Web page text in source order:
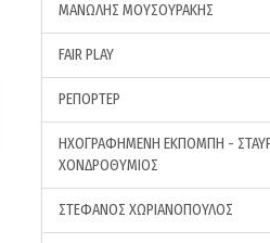
ΜΑΝΩΛΗΣ ΜΟΥΣΟΥΡΑΚΗΣ
FAIR PLAY
ΡΕΠΟΡΤΕΡ
ΗΧΟΓΡΑΦΗΜΕΝΗ ΕΚΠΟΜΠΗ -
ΧΟΝΔΡΟΘΥΜΙΟΣ
ΣΤΕΦΑΝΟΣ ΧΩΡΙΑΝΟΠΟΥΛΟΣ